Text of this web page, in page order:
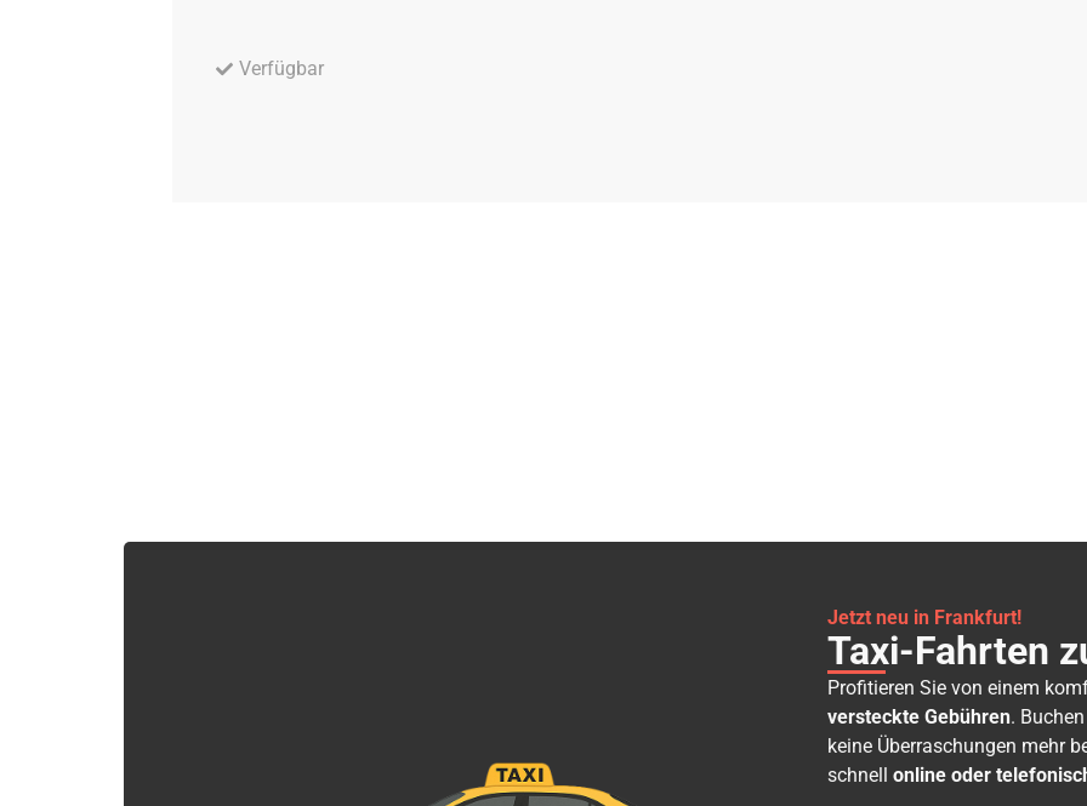
Verfügbar
Jetzt neu in Frankfurt!
Taxi-Fahrten
Profitieren Sie von einem
versteckte Gebühren.
keine Überraschungen mehr
schnell online oder